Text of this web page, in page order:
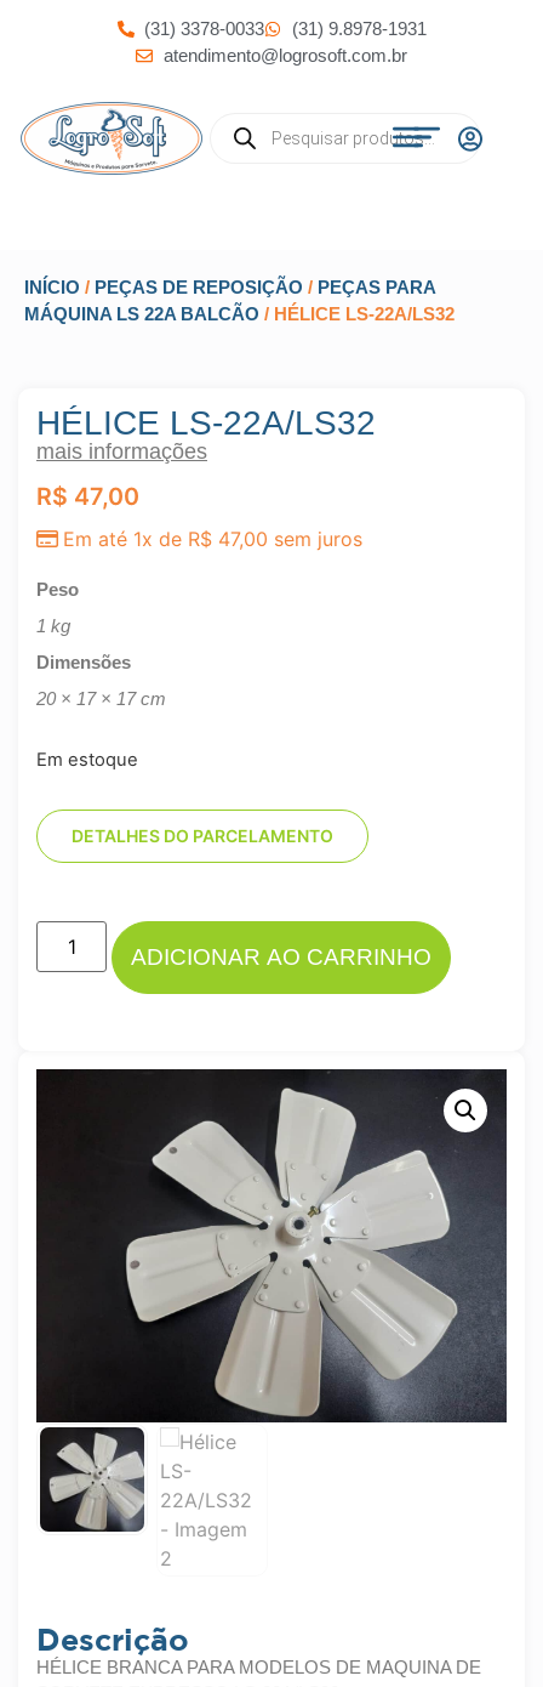
(31) 3378-0033
(31) 9.8978-1931
atendimento@logrosoft.com.br
INÍCIO / PEÇAS DE REPOSIÇÃO / PEÇAS PARA
MÁQUINA LS 22A BALCÃO / HÉLICE LS-22A/LS32
Descrição
HÉLICE BRANCA PARA MODELOS DE MAQUINA DE
HÉLICE LS-22A/LS32
mais informações
R$ 47,00
Em até 1x de R$ 47,00 sem juros
Peso
1 kg
Dimensões
20 × 17 × 17 cm
Em estoque
DETALHES DO PARCELAMENTO
ADICIONAR AO CARRINHO